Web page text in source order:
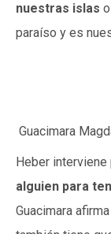
nuestras islas
paraíso y es
Guacimara
Heber interviene
alguien para
Guacimara